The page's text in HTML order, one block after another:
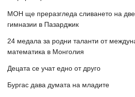
МОН ще преразгледа сливането на
гимназии в Пазарджик
24 медала за родни таланти от
математика в Монголия
Децата се учат едно от друго
Бургас дава думата на младите